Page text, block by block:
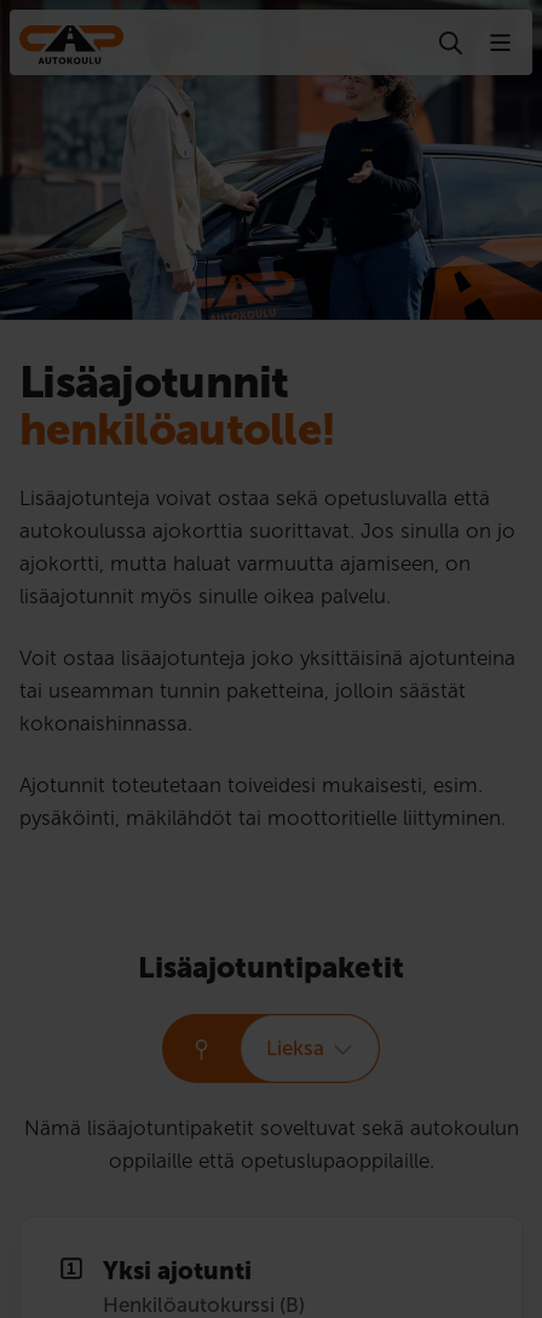
Hyppää sisältöön
Lisäajotunnit
henkilöautolle!
Lisäajotunteja voivat ostaa sekä opetusluvalla että
autokoulussa ajokorttia suorittavat. Jos sinulla on jo
ajokortti, mutta haluat varmuutta ajamiseen, on
lisäajotunnit myös sinulle oikea palvelu.
Voit ostaa lisäajotunteja joko yksittäisinä ajotunteina
tai useamman tunnin paketteina, jolloin säästät
kokonaishinnassa.
Ajotunnit toteutetaan toiveidesi mukaisesti, esim.
pysäköinti, mäkilähdöt tai moottoritielle liittyminen.
Lisäajotuntipaketit
Lieksa
Nämä lisäajotuntipaketit soveltuvat sekä autokoulun
oppilaille että opetuslupaoppilaille.
Yksi ajotunti
Henkilöautokurssi (B)